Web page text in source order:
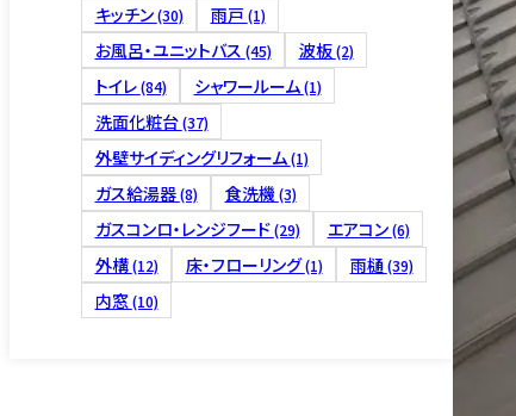
床下
キッチン(30) 雨戸(1)
お風呂・ユニットバス (45) 波板(2)
トイレ(84) シャワールーム(1)
洗面化粧台(37)
外壁サイディングリフォーム(1)
ガス給湯器(8) 食洗機(3)
ガスコンロ・レンジフード(29) エアコン(6)
外構(12) 床・フローリング(1) 雨樋(39)
内窓(10)